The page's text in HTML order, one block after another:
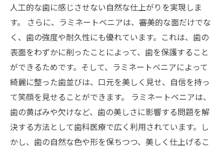
人工的な歯に感じさせない自然な仕上がりを実現しま
す。 さらに、ラミネートベニアは、審美的な面だけでな
く、歯の強度や耐久性にも優れています。これは、歯の
表面をわずかに削ったことによって、歯を保護すること
ができるためです。そして、ラミネートベニアによって
綺麗に整った歯並びは、口元を美しく見せ、自信を持っ
て笑顔を見せることができます。 ラミネートベニアは、
歯の黄ばみや欠けなど、歯の美しさに影響する問題を解
決する方法として歯科医療で広く利用されています。し
かし、歯の自然な色や形を保ちつつ、美しく仕上げるこ